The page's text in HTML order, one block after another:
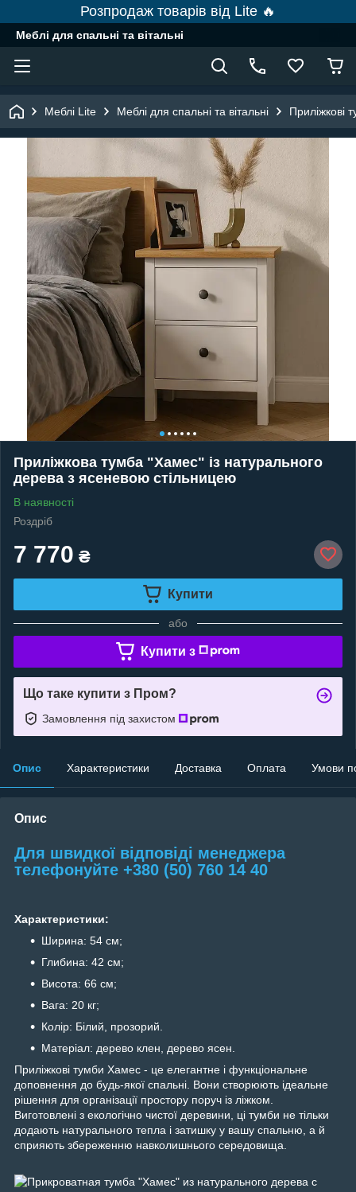
Розпродаж товарів від Lite 🔥
Меблі для спальні та вітальні
Меблі Lite Меблі для спальні та вітальні Приліжкові
Приліжкова тумба "Хамес" із натурального
дерева з ясеневою стільницею
В наявності
Роздріб
7 770 ₴
Купити
або
Купити з
Що таке купити з Пром?
Замовлення під захистом
Опис Характеристики Доставка Оплата Умови
Опис
Для швидкої відповіді менеджера
телефонуйте +380 (50) 760 14 40
Характеристики:
Ширина: 54 см;
Глибина: 42 см;
Висота: 66 см;
Вага: 20 кг;
Колір: Білий, прозорий.
Матеріал: дерево клен, дерево ясен.
Приліжкові тумби Хамес - це елегантне і функціональне
доповнення до будь-якої спальні. Вони створюють ідеальне
рішення для організації простору поруч із ліжком.
Виготовлені з екологічно чистої деревини, ці тумби не тільки
додають натурального тепла і затишку у вашу спальню, а й
сприяють збереженню навколишнього середовища.